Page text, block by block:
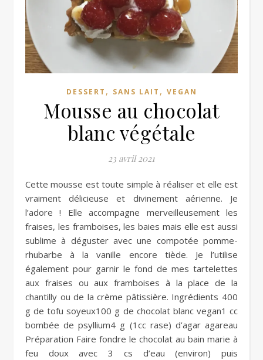
DESSERT , SANS LAIT , VEGAN
Mousse au chocolat
blanc végétale
23 avril 2021
Cette mousse est toute simple à réaliser et elle est
vraiment délicieuse et divinement aérienne. Je
l’adore ! Elle accompagne merveilleusement les
fraises, les framboises, les baies mais elle est aussi
sublime à déguster avec une compotée pomme-
rhubarbe à la vanille encore tiède. Je l’utilise
également pour garnir le fond de mes tartelettes
aux fraises ou aux framboises à la place de la
chantilly ou de la crème pâtissière. Ingrédients 400
g de tofu soyeux100 g de chocolat blanc vegan1 cc
bombée de psyllium4 g (1cc rase) d’agar agareau
Préparation Faire fondre le chocolat au bain marie à
feu doux avec 3 cs d’eau (environ) puis